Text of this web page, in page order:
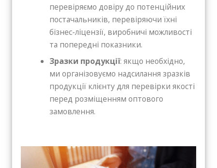
перевіряємо довіру до потенційних
постачальників, перевіряючи їхні
бізнес-ліцензії, виробничі можливості
та попередні показники.
Зразки продукції: якщо необхідно,
ми організовуємо надсилання зразків
продукції клієнту для перевірки якості
перед розміщенням оптового
замовлення.